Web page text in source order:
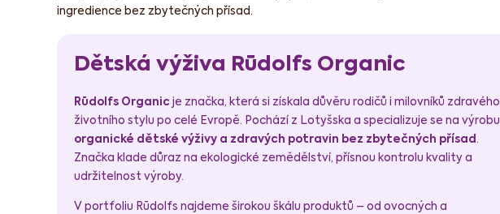
ingredience bez zbytečných přísad.
Dětská výživa Rūdolfs Organic
Rūdolfs Organicje značka, která si získala důvěru rodičů i milovníků zdravého
životního stylu po celé Evropě. Pochází z Lotyšska a specializuje se na výrobu
organické dětské výživy a zdravých potravin bez zbytečných přísad.
Značka klade důraz na ekologické zemědělství, přísnou kontrolu kvality a
udržitelnost výroby.
V portfoliu Rūdolfs najdeme širokou škálu produktů – od ovocných a